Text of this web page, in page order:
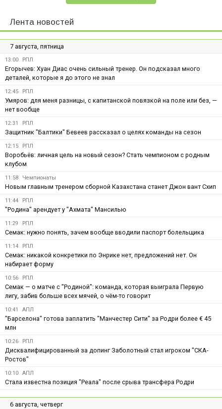
Лента новостей
7 августа, пятница
13:00 РПЛ
Егорычев: Хуан Диас очень сильный тренер. Он подсказал много
деталей, которые я до этого не знал
12:45 РПЛ
Умяров: для меня разницы, с капитанской повязкой на поле или без, —
нет вообще
12:31 РПЛ
Защитник "Балтики" Бевеев рассказал о целях команды на сезон
12:15 РПЛ
Воробьёв: личная цель на новый сезон? Стать чемпионом с родным
клубом
11:58 Чемпионаты
Новым главным тренером сборной Казахстана станет Джон вант Схип
11:44 РПЛ
"Родина" арендует у "Ахмата" Мансилью
11:29 РПЛ
Семак: нужно понять, зачем вообще вводили паспорт болельщика
11:14 РПЛ
Семак: никакой конкретики по Энрике нет, предложений нет. Он
набирает форму
10:56 РПЛ
Семак — о матче с "Родиной": команда, которая выиграла Первую
лигу, забив больше всех мячей, о чём-то говорит
10:41 АПЛ
"Барселона" готова заплатить "Манчестер Сити" за Родри более € 45
млн
10:26 РПЛ
Дисквалифицированный за допинг Заболотный стал игроком "СКА-
Ростов"
10:10 АПЛ
Стала известна позиция "Реала" после срыва трансфера Родри
6 августа, четверг